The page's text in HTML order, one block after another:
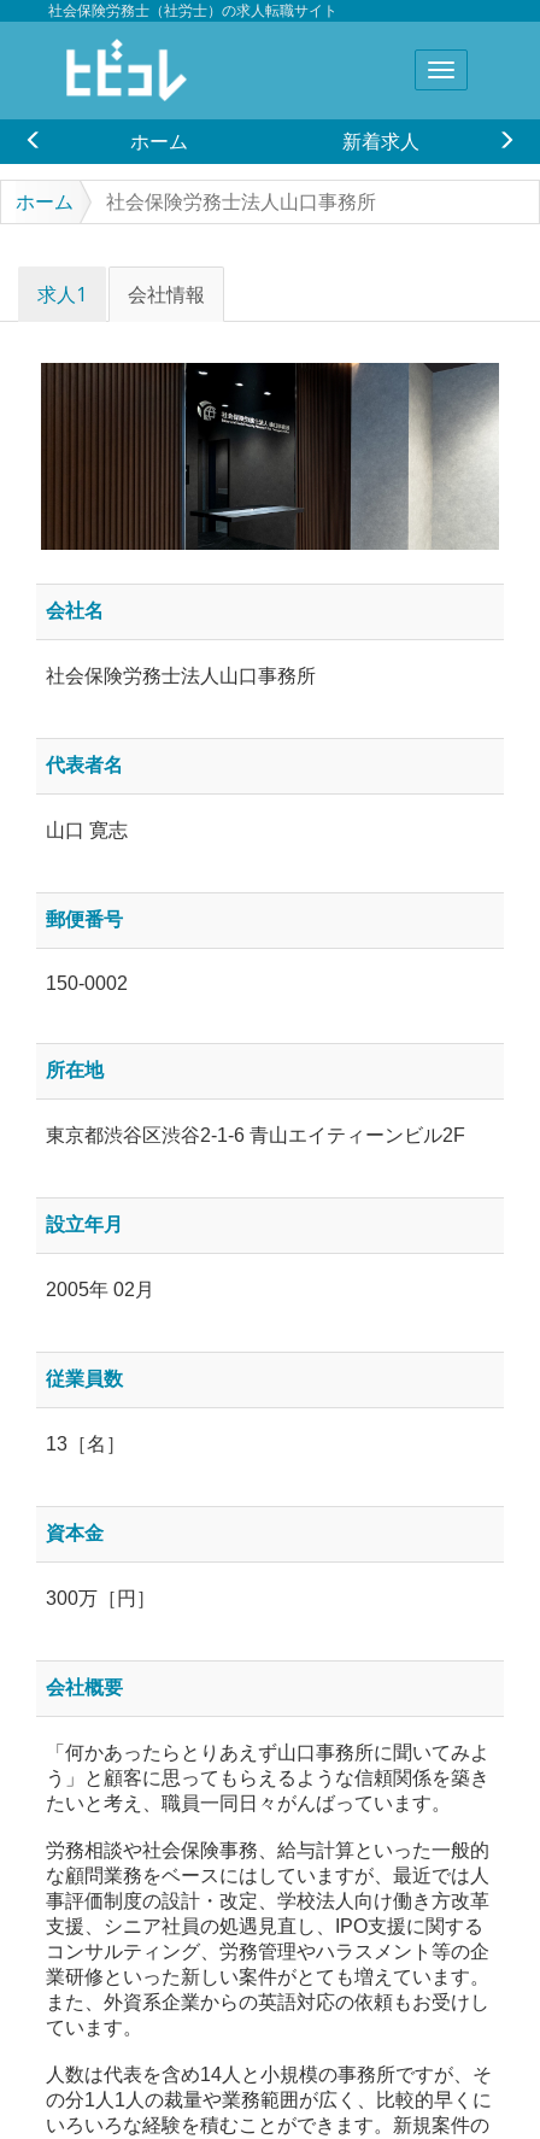
社会保険労務士（社労士）の求人転職サイト
ホーム 新着求人
ホーム 社会保険労務士法人山口事務所
求人1 会社情報
会社名
社会保険労務士法人山口事務所
代表者名
山口 寛志
郵便番号
150-0002
所在地
東京都渋谷区渋谷2-1-6 青山エイティーンビル2F
設立年月
2005年 02月
従業員数
13［名］
資本金
300万［円］
会社概要
「何かあったらとりあえず山口事務所に聞いてみよ
う」と顧客に思ってもらえるような信頼関係を築き
たいと考え、職員一同日々がんばっています。
労務相談や社会保険事務、給与計算といった一般的
な顧問業務をベースにはしていますが、最近では人
事評価制度の設計・改定、学校法人向け働き方改革
支援、シニア社員の処遇見直し、IPO支援に関する
コンサルティング、労務管理やハラスメント等の企
業研修といった新しい案件がとても増えています。
また、外資系企業からの英語対応の依頼もお受けし
ています。
人数は代表を含め14人と小規模の事務所ですが、そ
の分1人1人の裁量や業務範囲が広く、比較的早くに
いろいろな経験を積むことができます。新規案件の